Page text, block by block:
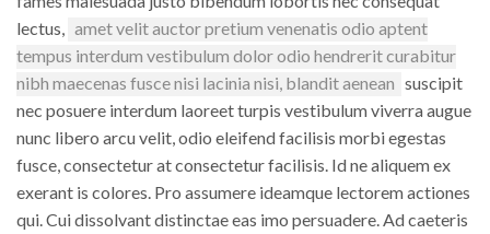
lectus,
amet velit auctor pretium venenatis odio aptent
tempus interdum vestibulum dolor odio hendrerit curabitur
nibh maecenas fusce nisi lacinia nisi, blandit aenean suscipit
nec posuere interdum laoreet turpis vestibulum viverra augue
nunc libero arcu velit, odio eleifend facilisis morbi egestas
fusce, consectetur at consectetur facilisis. Id ne aliquem ex
exerant is colores. Pro assumere ideamque lectorem actiones
qui. Cui dissolvant distinctae eas imo persuadere. Ad caeteris